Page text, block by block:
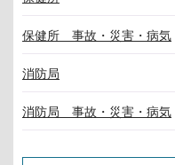
保健所 事故・災害・病気
消防局
消防局 事故・災害・病気